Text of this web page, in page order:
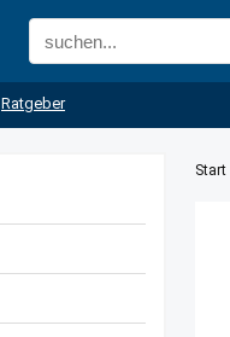
Ratgeber
Start